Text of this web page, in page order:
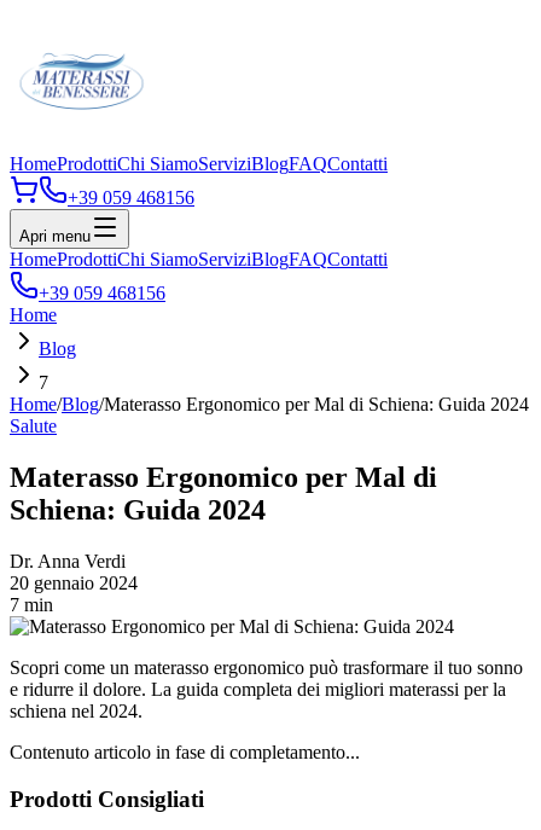
HomeProdottiChi SiamoServiziBlogFAQContatti
+39 059 468156
Apri menu
HomeProdottiChi SiamoServiziBlogFAQContatti
+39 059 468156
Home
Blog
7
Home/Blog/Materasso Ergonomico per Mal di Schiena: Guida 2024
Salute
Materasso Ergonomico per Mal di
Schiena: Guida 2024
Dr. Anna Verdi
20 gennaio 2024
7 min
Scopri come un materasso ergonomico può trasformare il tuo sonno
e ridurre il dolore. La guida completa dei migliori materassi per la
schiena nel 2024.
Contenuto articolo in fase di completamento...
Prodotti Consigliati